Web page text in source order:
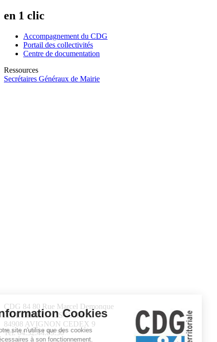
en 1 clic
Accompagnement du CDG
Portail des collectivités
Centre de documentation
Ressources
Secrétaires Généraux de Mairie
CDG 84 80 Rue Marcel Demonque
AGROPARC - CS 60508
84908 AVIGNON CEDEX 9
Tel: 04.32.44.89.30
Information Cookies
Notre site n'utilise que des cookies
nécessaires à son fonctionnement.